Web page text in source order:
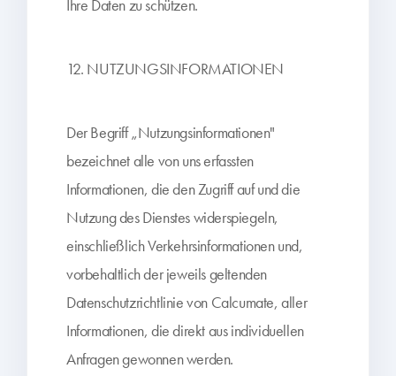
Ihre Daten zu schützen.
12. NUTZUNGSINFORMATIONEN
Der Begriff „Nutzungsinformationen"
bezeichnet alle von uns erfassten
Informationen, die den Zugriff auf und die
Nutzung des Dienstes widerspiegeln,
einschließlich Verkehrsinformationen und,
vorbehaltlich der jeweils geltenden
Datenschutzrichtlinie von Calcumate, aller
Informationen, die direkt aus individuellen
Anfragen gewonnen werden.